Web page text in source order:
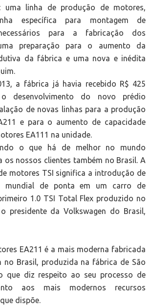
uma linha de produção de motores,
específica para montagem de
para a fabricação dos
preparação para o aumento da
da fábrica e uma nova e inédita
a fábrica já havia recebido R$ 425
desenvolvimento do novo prédio
de novas linhas para a produção
e para o aumento de capacidade
EA111 na unidade.
o que há de melhor no mundo
os nossos clientes também no Brasil. A
motores TSI significa a introdução de
mundial de ponta em um carro de
1.0 TSI Total Flex produzido no
presidente da Volkswagen do Brasil,
EA211 é a mais moderna fabricada
no Brasil, produzida na fábrica de São
que diz respeito ao seu processo de
aos mais modernos recursos
dispõe.